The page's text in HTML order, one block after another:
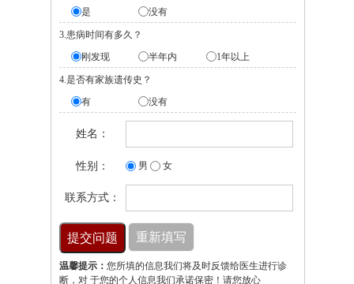
是
没有
3.患病时间有多久？
刚发现
半年内 1年以上
4.是否有家族遗传史？
有
没有
姓名：
性别： 男 女
联系方式：
温馨提示： 您所填的信息我们将及时反馈给医生进行诊
断，对 于您的个人信息我们承诺保密！请您放心